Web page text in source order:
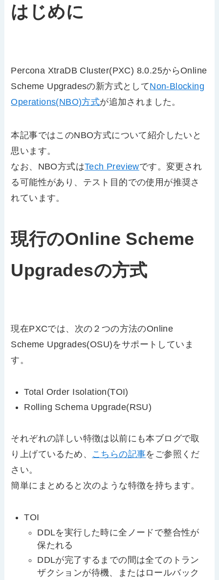
はじめに
Percona XtraDB Cluster(PXC) 8.0.25からOnline
Scheme Upgradesの新方式としてNon-Blocking
Operations(NBO)方式が追加されました。
本記事ではこのNBO方式について紹介したいと
思います。
なお、NBO方式はTech Previewです。変更され
る可能性があり、テスト目的での使用が推奨さ
れています。
現行のOnline Scheme
Upgradesの方式
現在PXCでは、次の２つの方法のOnline
Scheme Upgrades(OSU)をサポートしていま
す。
Total Order Isolation(TOI)
Rolling Schema Upgrade(RSU)
それぞれの詳しい特徴は以前にも本ブログで取
り上げているため、 こちらの記事をご参照くだ
さい。
簡単にまとめると次のような特徴を持ちます。
TOI
DDLを実行した時に全ノードで整合性が
保たれる
DDLが完了するまでの間は全てのトラン
ザクションが待機、またはロールバック